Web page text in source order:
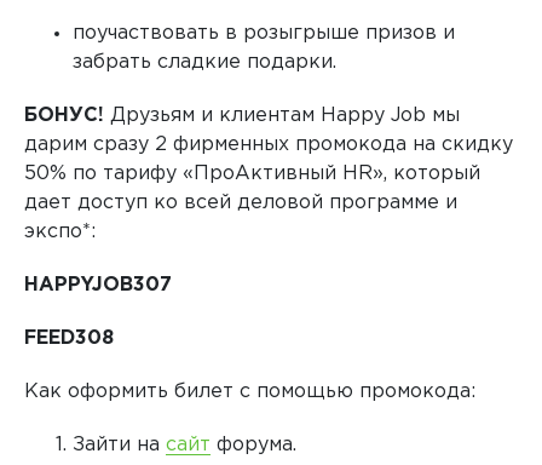
поучаствовать в розыгрыше призов и
забрать сладкие подарки.
БОНУС! Друзьям и клиентам Happy Job мы
дарим сразу 2 фирменных промокода на скидку
50% по тарифу «ПроАктивный HR», который
дает доступ ко всей деловой программе и
экспо*:
HAPPYJOB307
FEED308
Как оформить билет с помощью промокода:
Зайти на сайт форума.